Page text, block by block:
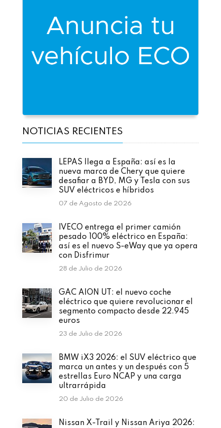
NOTICIAS RECIENTES
LEPAS llega a España: así es la
nueva marca de Chery que quiere
desafiar a BYD, MG y Tesla con sus
SUV eléctricos e híbridos
07 de Agosto de 2026
IVECO entrega el primer camión
pesado 100% eléctrico en España:
así es el nuevo S-eWay que ya opera
con Disfrimur
28 de Julio de 2026
GAC AION UT: el nuevo coche
eléctrico que quiere revolucionar el
segmento compacto desde 22.945
euros
23 de Julio de 2026
BMW iX3 2026: el SUV eléctrico que
marca un antes y un después con 5
estrellas Euro NCAP y una carga
ultrarrápida
20 de Julio de 2026
Nissan X-Trail y Nissan Ariya 2026: